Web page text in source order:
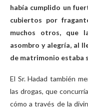
había cumplido un
cubiertos por
muchos otros, que
asombro y alegría, al
de matrimonio estaba
El Sr. Hadad también
las drogas, que
cómo a través de la